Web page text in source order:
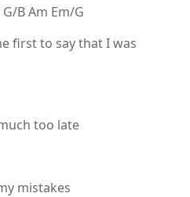
Em/G
first to say that I was
too late
mistakes